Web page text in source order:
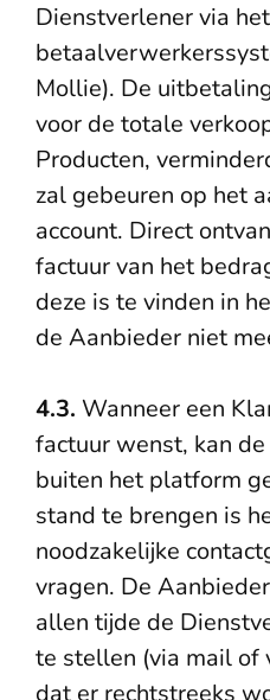
Dienstverlener via het
Mollie). De
voor de totale
Producten,
zal gebeuren op het
account. Direct
factuur van het
deze is te vinden in
de Aanbieder niet
4.3. Wanneer een
factuur wenst, kan
buiten het platform
stand te brengen is
noodzakelijke
vragen. De
allen tijde de
te stellen (via mail of
dat er rechtstreeks